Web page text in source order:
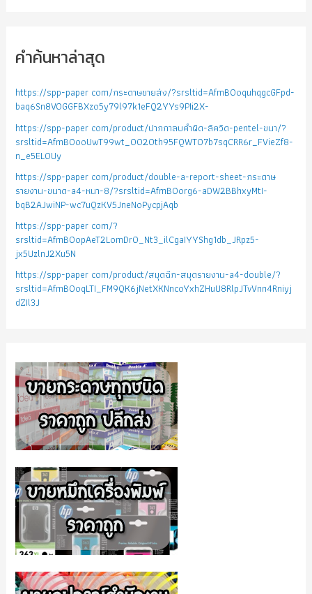
คำค้นหาล่าสุด
https://spp-paper com/กระดาษขายส่ง/?srsltid=AfmBOoquhqgcGFpd-
baq6Sn8VOGGFBXzo5y79l97k1eFQ2YYs9PIi2X-
https://spp-paper com/product/ปากกาลบคำผิด-ลิควิด-pentel-ขนา/?
srsltid=AfmBOooUwT99wt_0020th95FQWTO7b7sqCRR6r_FVieZf8-
n_e5EL0Uy
https://spp-paper com/product/double-a-report-sheet-กระดาษ
รายงาน-ขนาด-a4-หนา-8/?srsltid=AfmBOorg6-aDW2BBhxyMtI-
bqB2AJwiNP-wc7uQzKV5JneNoPycpjAqb
https://spp-paper com/?
srsltid=AfmBOopAeT2LomDr0_Nt3_ilCgaIYYShg1db_JRpz5-
jx5UzlnJ2Xu5N
https://spp-paper com/product/สมุดฉีก-สมุดรายงาน-a4-double/?
srsltid=AfmBOoqLTI_FM9QK6jNetXKNncoYxhZHuU8RlpJTvVnn4Rniyj
dZIl3J